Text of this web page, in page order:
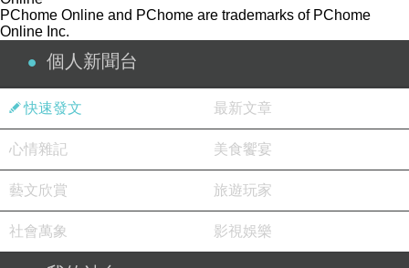
Firenze S.M.N車站旁的公寓Apollo Guest
House 。
Maggiore廣場附近的景點，逛了好好吃又美麗的
波隆納市場，還有教堂千年藥妝店，這兒好多廚
具和火腿店。
（2）傍晚逛佛羅倫斯市區，在聖母百花大教堂
附近拍了很多照，在蕾莉歐L'ERBOLARIO大採
購。也在路上的
商店和超市
賣了東西。
PChome Online and PChome are trademarks of PChome
Online Inc.
個人新聞台
快速發文 最新文章
心情雜記 美食饗宴
藝文欣賞 旅遊玩家
社會萬象 影視娛樂